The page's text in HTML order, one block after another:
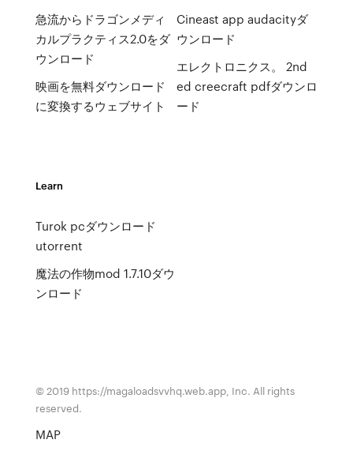
急流からドラゴンメディ
カルプラクティス2.0をダ
ウンロード
映画を無料ダウンロード
に変換するウェブサイト
Cineast app audacityダ
ウンロード
エレクトロニクス。 2nd
ed creecraft pdfダウンロ
ード
Learn
Turok pcダウンロード
utorrent
魔法の作物mod 1.7.10ダウ
ンロード
© 2019 https://magaloadsvvhq.web.app, Inc. All rights
reserved.
MAP